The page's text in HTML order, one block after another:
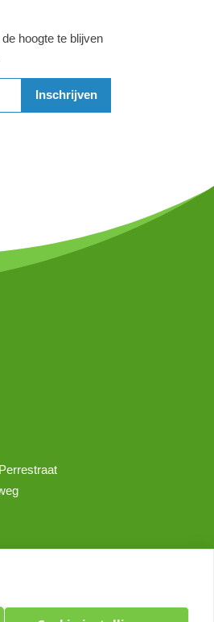
hoogte te blijven
Inschrijven